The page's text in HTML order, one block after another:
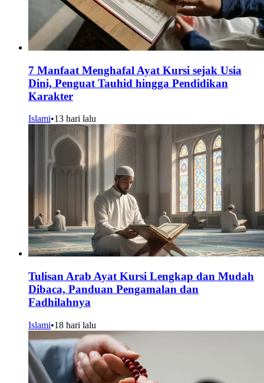
7 Manfaat Menghafal Ayat Kursi sejak Usia
Dini, Penguat Tauhid hingga Pendidikan
Karakter
Islami•13 hari lalu
Tulisan Arab Ayat Kursi Lengkap dan Mudah
Dibaca, Panduan Pengamalan dan
Fadhilahnya
Islami•18 hari lalu